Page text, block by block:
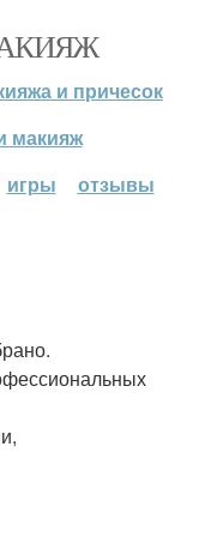
и причесок
макияж
игры отзывы